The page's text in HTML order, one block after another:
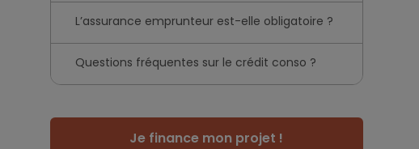
L’assurance emprunteur est-elle obligatoire ?
Questions fréquentes sur le crédit conso ?
Je finance mon projet !